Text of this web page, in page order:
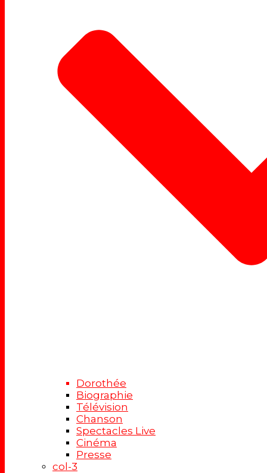
Dorothée
Biographie
Télévision
Chanson
Spectacles Live
Cinéma
Presse
col-3